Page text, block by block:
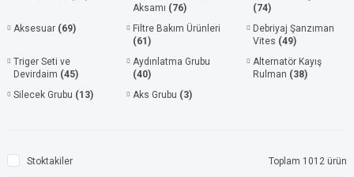
Aksamı (76)
(74)
Aksesuar (69)
Filtre Bakım Ürünleri
(61)
Debriyaj Şanzıman
Vites (49)
Triger Seti ve
Devirdaim (45)
Aydınlatma Grubu
(40)
Alternatör Kayış
Rulman (38)
Silecek Grubu (13) Aks Grubu (3)
Stoktakiler Toplam 1012 ürün